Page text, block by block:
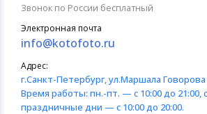
Звонок по России бесплатный
Электронная почта
info@kotofoto.ru
Адрес:
г.Санкт-Петербург, ул.Маршала Говорова
Время работы: пн.-пт. — с 10:00 до 21:00,
праздничные дни — с 10:00 до 20:00.